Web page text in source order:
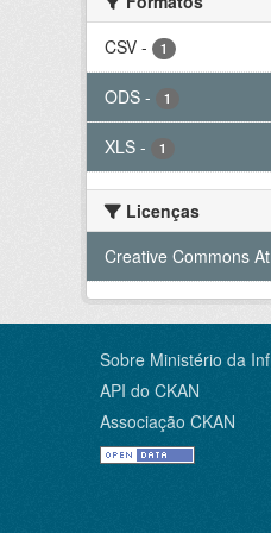
CSV - 1
ODS - 1
XLS - 1
Licenças
Creative Commons
Sobre Ministério da
API do CKAN
Associação CKAN